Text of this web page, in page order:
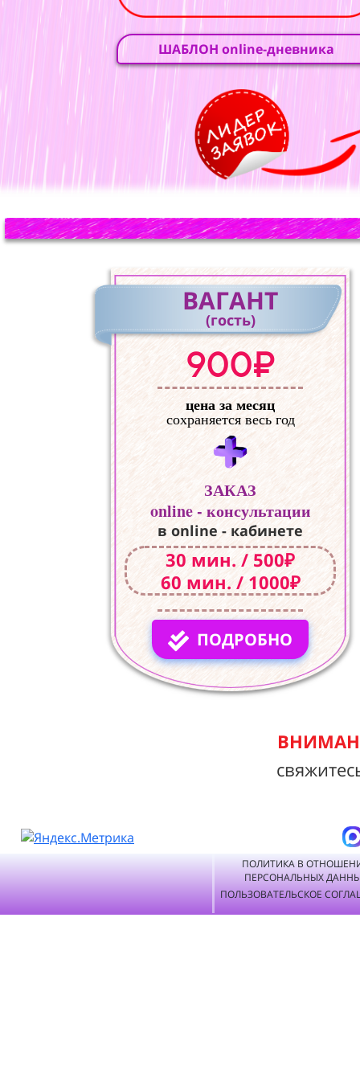
ШАБЛОН online-дневника
ВАГАНТ
(гость)
900₽
цена за месяц
сохраняется весь год
ЗАКАЗ
online - консультации
в online - кабинете
30 мин. / 500₽
60 мин. / 1000₽
ПОДРОБНО
ПОЛИТИКА В
ПЕРСОНАЛЬНЫХ
ПОЛЬЗОВАТЕЛЬСКОЕ